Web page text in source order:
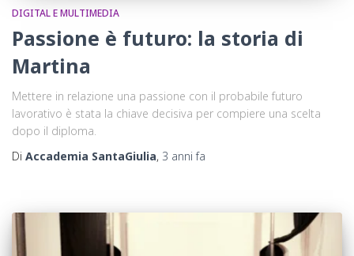
DIGITAL E MULTIMEDIA
Passione è futuro: la storia di
Martina
Mettere in relazione una passione con il probabile futuro
lavorativo è stata la chiave decisiva per compiere una scelta
dopo il diploma.
Di Accademia SantaGiulia, 3 anni fa